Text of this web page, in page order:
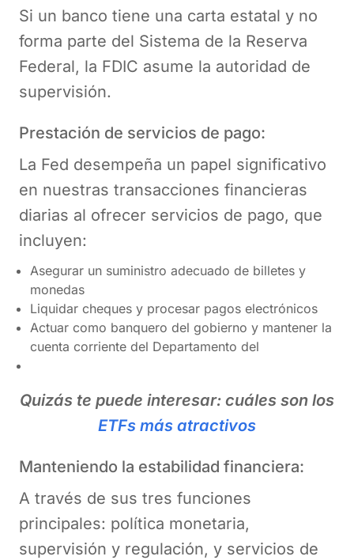
Si un banco tiene una carta estatal y no
forma parte del Sistema de la Reserva
Federal, la FDIC asume la autoridad de
supervisión.
Prestación de servicios de pago:
La Fed desempeña un papel significativo
en nuestras transacciones financieras
diarias al ofrecer servicios de pago, que
incluyen:
Asegurar un suministro adecuado de billetes y
monedas
Liquidar cheques y procesar pagos electrónicos
Actuar como banquero del gobierno y mantener la
cuenta corriente del Departamento del
Quizás te puede interesar: cuáles son los
ETFs más atractivos
Manteniendo la estabilidad financiera:
A través de sus tres funciones
principales: política monetaria,
supervisión y regulación, y servicios de